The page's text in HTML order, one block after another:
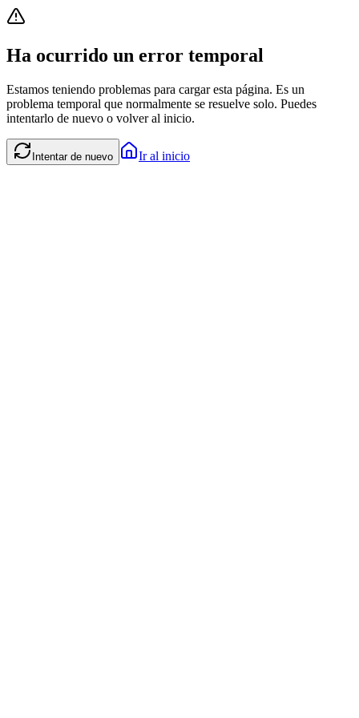
Ha ocurrido un error temporal
Estamos teniendo problemas para cargar esta página. Es un
problema temporal que normalmente se resuelve solo. Puedes
intentarlo de nuevo o volver al inicio.
Intentar de nuevo Ir al inicio